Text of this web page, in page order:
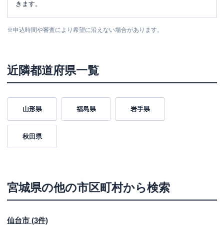
きます。
※申込時間や審査により希望に沿えない場合があります。
近隣都道府県一覧
山形県 福島県 岩手県
秋田県
宮城県の他の市区町村から検索
仙台市 (3件)